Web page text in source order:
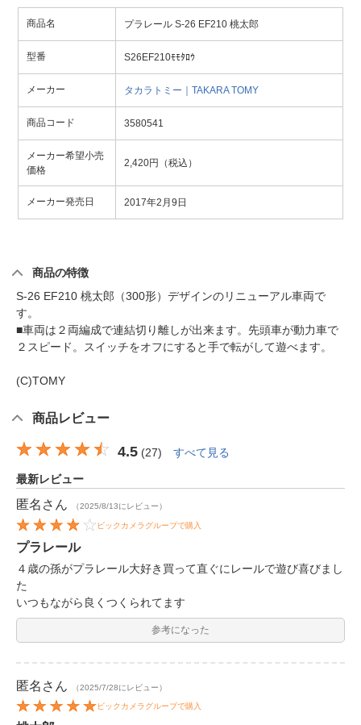
商品名 プラレール S-26 EF210 桃太郎
型番 S26EF210ﾓﾓﾀﾛｳ
メーカー タカラトミー｜TAKARA TOMY
商品コード 3580541
メーカー希望小売
価格
2,420円（税込）
メーカー発売日 2017年2月9日
商品の特徴
S-26 EF210 桃太郎（300形）デザインのリニューアル車両で
す。
■車両は２両編成で連結切り離しが出来ます。先頭車が動力車で
２スピード。スイッチをオフにすると手で転がして遊べます。
(C)TOMY
商品レビュー
4.5 (27) すべて見る
最新レビュー
匿名 さん （2025/8/13にレビュー）
ビックカメラグループで購入
プラレール
４歳の孫がプラレール大好き買って直ぐにレールで遊び喜びまし
た
いつもながら良くつくられてます
参考になった
匿名 さん （2025/7/28にレビュー）
ビックカメラグループで購入